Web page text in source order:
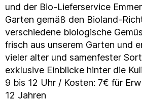
und der Bio-Lieferservice
Garten gemäß den Bioland-
verschiedene biologische
frisch aus unserem Garten und
vieler alter und samenfester
exklusive Einblicke hinter die
9 bis 12 Uhr / Kosten: 7€ für
12 Jahren